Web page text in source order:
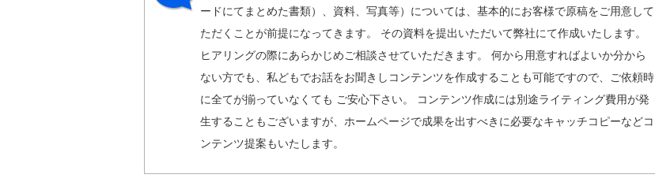
ードにてまとめた書類）、資料、写真等）については、基本的にお客様で原稿をご用意して
ただくことが前提になってきます。 その資料を提出いただいて弊社にて作成いたします。
ヒアリングの際にあらかじめご相談させていただきます。 何から用意すればよいか分から
ない方でも、私どもでお話をお聞きしコンテンツを作成することも可能ですので、ご依頼時
に全てが揃っていなくても ご安心下さい。 コンテンツ作成には別途ライティング費用が発
生することもございますが、ホームページで成果を出すべきに必要なキャッチコピーなどコ
ンテンツ提案もいたします。